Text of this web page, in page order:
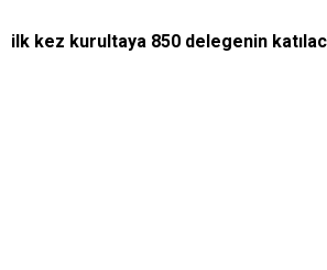
ilk kez kurultaya 850 delegenin